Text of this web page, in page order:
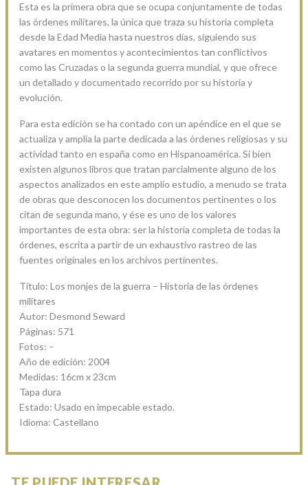
Esta es la primera obra que se ocupa conjuntamente de todas
las órdenes militares, la única que traza su historia completa
desde la Edad Media hasta nuestros días, siguiendo sus
avatares en momentos y acontecimientos tan conflictivos
como las Cruzadas o la segunda guerra mundial, y que ofrece
un detallado y documentado recorrido por su historia y
evolución.
Para esta edición se ha contado con un apéndice en el que se
actualiza y amplía la parte dedicada a las órdenes religiosas y su
actividad tanto en españa como en Hispanoamérica. Si bien
existen algunos libros que tratan parcialmente alguno de los
aspectos analizados en este amplio estudio, a menudo se trata
de obras que desconocen los documentos pertinentes o los
citan de segunda mano, y ése es uno de los valores
importantes de esta obra: ser la historia completa de todas la
órdenes, escrita a partir de un exhaustivo rastreo de las
fuentes originales en los archivos pertinentes.
Título: Los monjes de la guerra – Historia de las órdenes
militares
Autor: Desmond Seward
Páginas: 571
Fotos: –
Año de edición: 2004
Medidas: 16cm x 23cm
Tapa dura
Estado: Usado en impecable estado.
Idioma: Castellano